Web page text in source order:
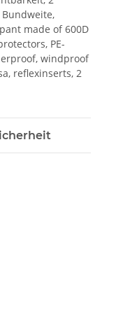
made of 600D
PE-
windproof
reflexinserts, 2